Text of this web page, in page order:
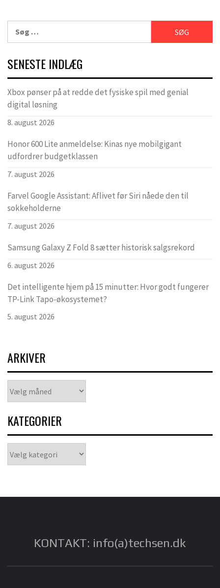
efter:
SENESTE INDLÆG
Xbox pønser på at redde det fysiske spil med genial
digital løsning
8. august 2026
Honor 600 Lite anmeldelse: Kinas nye mobilgigant
udfordrer budgetklassen
7. august 2026
Farvel Google Assistant: Aflivet før Siri nåede den til
sokkeholderne
7. august 2026
Samsung Galaxy Z Fold 8 sætter historisk salgsrekord
6. august 2026
Det intelligente hjem på 15 minutter: Hvor godt fungerer
TP-Link Tapo-økosystemet?
5. august 2026
ARKIVER
KATEGORIER
KONTAKT: info(a)techsen.dk